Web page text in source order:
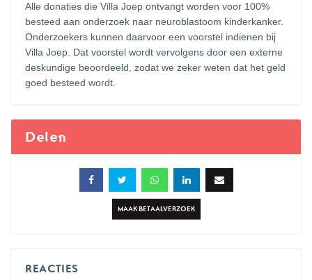
Alle donaties die Villa Joep ontvangt worden voor 100%
besteed aan onderzoek naar neuroblastoom kinderkanker.
Onderzoekers kunnen daarvoor een voorstel indienen bij
Villa Joep. Dat voorstel wordt vervolgens door een externe
deskundige beoordeeld, zodat we zeker weten dat het geld
goed besteed wordt.
Delen
MAAK BETAALVERZOEK
REACTIES